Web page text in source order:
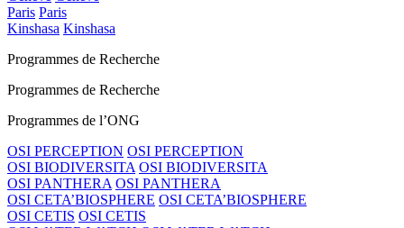
Paris Paris
Kinshasa Kinshasa
Programmes de Recherche
Programmes de Recherche
Programmes de l’ONG
OSI PERCEPTION OSI PERCEPTION
OSI BIODIVERSITA OSI BIODIVERSITA
OSI PANTHERA OSI PANTHERA
OSI CETA’BIOSPHERE OSI CETA’BIOSPHERE
OSI CETIS OSI CETIS